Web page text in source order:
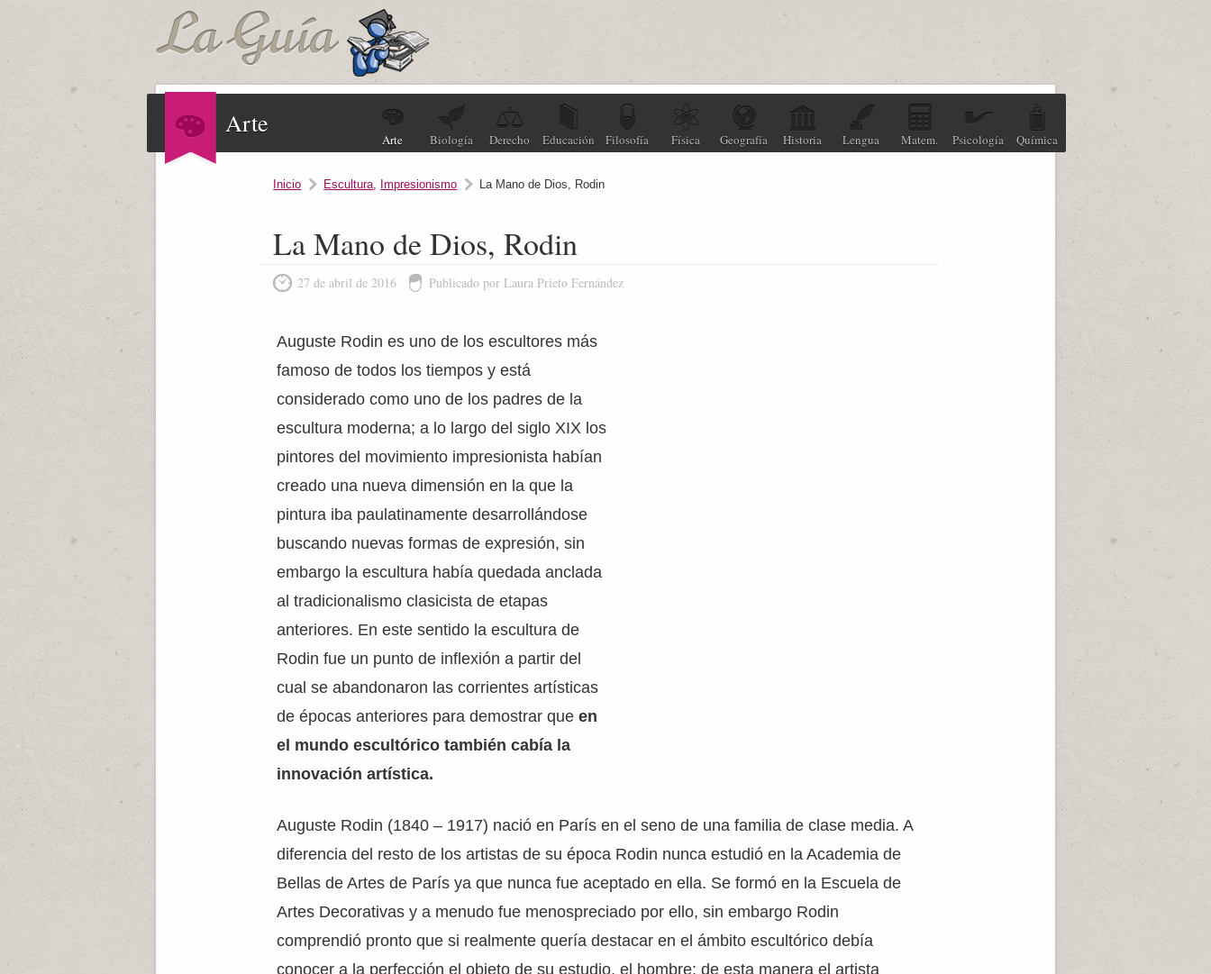
Arte
Arte Biología Derecho Educación Filosofía Física Geografía Historia Lengua Matem. Psicología Química
Inicio Escultura, Impresionismo La Mano de Dios, Rodin
La Mano de Dios, Rodin
27 de abril de 2016 Publicado por Laura Prieto Fernández
Auguste Rodin es uno de los escultores más
famoso de todos los tiempos y está
considerado como uno de los padres de la
escultura moderna; a lo largo del siglo XIX los
pintores del movimiento impresionista habían
creado una nueva dimensión en la que la
pintura iba paulatinamente desarrollándose
buscando nuevas formas de expresión, sin
embargo la escultura había quedada anclada
al tradicionalismo clasicista de etapas
anteriores. En este sentido la escultura de
Rodin fue un punto de inflexión a partir del
cual se abandonaron las corrientes artísticas
de épocas anteriores para demostrar que en
el mundo escultórico también cabía la
innovación artística.
Auguste Rodin (1840 – 1917) nació en París en el seno de una familia de clase media. A
diferencia del resto de los artistas de su época Rodin nunca estudió en la Academia de
Bellas de Artes de París ya que nunca fue aceptado en ella. Se formó en la Escuela de
Artes Decorativas y a menudo fue menospreciado por ello, sin embargo Rodin
comprendió pronto que si realmente quería destacar en el ámbito escultórico debía
conocer a la perfección el objeto de su estudio, el hombre; de esta manera el artista